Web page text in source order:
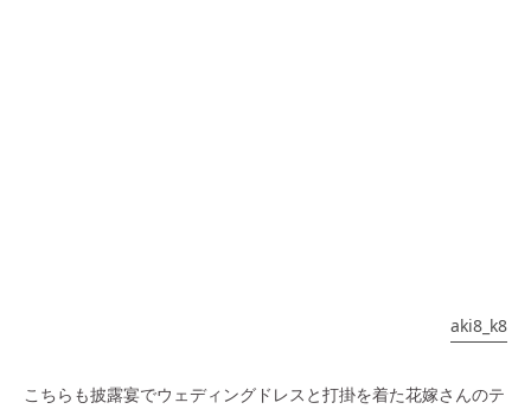
aki8_k8
こちらも披露宴でウェディングドレスと打掛を着た花嫁さんのテ